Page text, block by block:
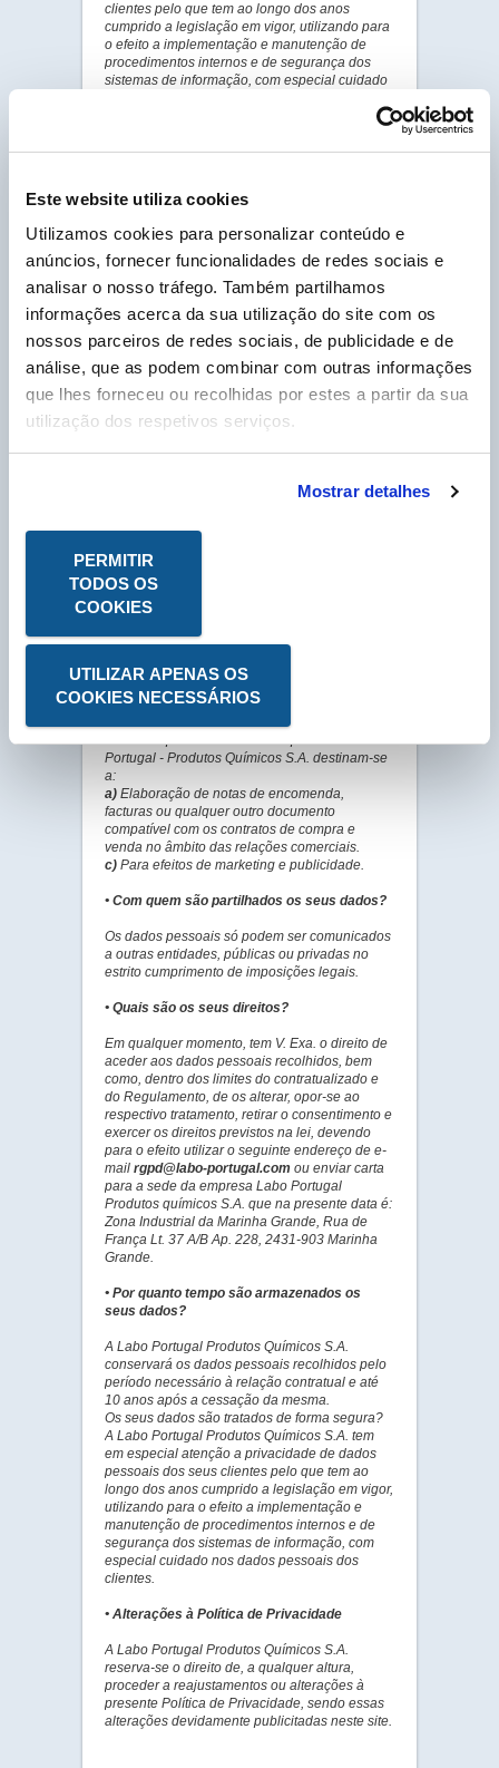
Este website utiliza cookies
Utilizamos cookies para personalizar conteúdo e
anúncios, fornecer funcionalidades de redes sociais e
analisar o nosso tráfego. Também partilhamos
informações acerca da sua utilização do site com os
nossos parceiros de redes sociais, de publicidade e de
análise, que as podem combinar com outras informações
que lhes forneceu ou recolhidas por estes a partir da sua
utilização dos respetivos serviços.
Mostrar detalhes
PERMITIR
TODOS OS
COOKIES
UTILIZAR APENAS OS
COOKIES NECESSÁRIOS
clientes pelo que tem ao longo dos anos
cumprido a legislação em vigor, utilizando para
o efeito a implementação e manutenção de
procedimentos internos e de segurança dos
sistemas de informação, com especial cuidado
tratados?
procede à recolha e ao tratamento, entre
completo do cliente, Morada completa do
cliente, Morada completa das obras do cliente,
E-Mail do cliente, Número de contribuinte,
Condições de pagamento, e Número de
Todos os dados pessoais recolhidos pela Labo
estrito cumprimento do Regulamento Geral
sobre a Proteção de Dados Pessoais (RGPD)–
Europeu e do Conselho, de 27 de Abril de
Os dados pessoais podem ser recolhidos
através dos seguintes meios:
a)Por intermédio de Agentes da Labo Portugal
- Produtos Químicos S.A.
Pela Labo Portugal - Produtos Químicos S.A.
por e-mail, pelo site, ou entrega directa.
• Qual a finalidade dos dados recolhidos?
Os dados pessoais recolhidos pela Labo
Portugal - Produtos Químicos S.A. destinam-se
a:
a) Elaboração de notas de encomenda,
facturas ou qualquer outro documento
compatível com os contratos de compra e
venda no âmbito das relações comerciais.
c) Para efeitos de marketing e publicidade.
• Com quem são partilhados os seus dados?
Os dados pessoais só podem ser comunicados
a outras entidades, públicas ou privadas no
estrito cumprimento de imposições legais.
• Quais são os seus direitos?
Em qualquer momento, tem V. Exa. o direito de
aceder aos dados pessoais recolhidos, bem
como, dentro dos limites do contratualizado e
do Regulamento, de os alterar, opor-se ao
respectivo tratamento, retirar o consentimento e
exercer os direitos previstos na lei, devendo
para o efeito utilizar o seguinte endereço de e-
mail rgpd@labo-portugal.com ou enviar carta
para a sede da empresa Labo Portugal
Produtos químicos S.A. que na presente data é:
Zona Industrial da Marinha Grande, Rua de
França Lt. 37 A/B Ap. 228, 2431-903 Marinha
Grande.
• Por quanto tempo são armazenados os
seus dados?
A Labo Portugal Produtos Químicos S.A.
conservará os dados pessoais recolhidos pelo
período necessário à relação contratual e até
10 anos após a cessação da mesma.
Os seus dados são tratados de forma segura?
A Labo Portugal Produtos Químicos S.A. tem
em especial atenção a privacidade de dados
pessoais dos seus clientes pelo que tem ao
longo dos anos cumprido a legislação em vigor,
utilizando para o efeito a implementação e
manutenção de procedimentos internos e de
segurança dos sistemas de informação, com
especial cuidado nos dados pessoais dos
clientes.
• Alterações à Política de Privacidade
A Labo Portugal Produtos Químicos S.A.
reserva-se o direito de, a qualquer altura,
proceder a reajustamentos ou alterações à
presente Política de Privacidade, sendo essas
alterações devidamente publicitadas neste site.